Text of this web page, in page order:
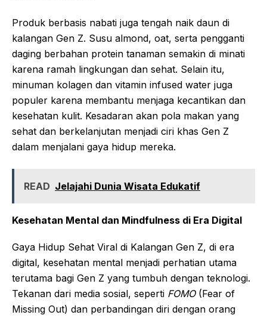
Produk berbasis nabati juga tengah naik daun di
kalangan Gen Z. Susu almond, oat, serta pengganti
daging berbahan protein tanaman semakin di minati
karena ramah lingkungan dan sehat. Selain itu,
minuman kolagen dan vitamin infused water juga
populer karena membantu menjaga kecantikan dan
kesehatan kulit. Kesadaran akan pola makan yang
sehat dan berkelanjutan menjadi ciri khas Gen Z
dalam menjalani gaya hidup mereka.
READ Jelajahi Dunia Wisata Edukatif
Kesehatan Mental dan Mindfulness di Era Digital
Gaya Hidup Sehat Viral di Kalangan Gen Z, di era
digital, kesehatan mental menjadi perhatian utama
terutama bagi Gen Z yang tumbuh dengan teknologi.
Tekanan dari media sosial, seperti FOMO(Fear of
Missing Out) dan perbandingan diri dengan orang